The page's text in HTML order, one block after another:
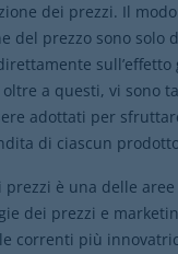
dei prezzi. Il
del prezzo sono solo
sull’effetto
oltre a questi, vi sono
adottati per
di ciascun
prezzi è una delle
dei prezzi e
correnti più